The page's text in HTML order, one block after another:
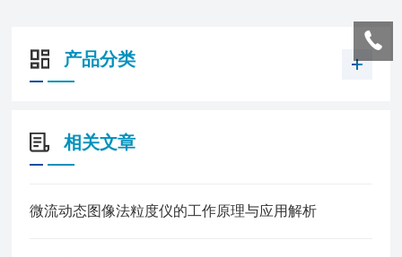
产品分类
相关文章
微流动态图像法粒度仪的工作原理与应用解析